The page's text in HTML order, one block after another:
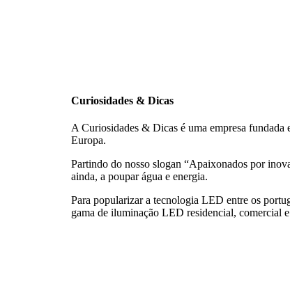
Curiosidades & Dicas
A Curiosidades & Dicas é uma empresa
Europa.
Partindo do nosso slogan “Apaixonados por
ainda, a poupar água e energia.
Para popularizar a tecnologia LED entre os
gama de iluminação LED residencial, comercial